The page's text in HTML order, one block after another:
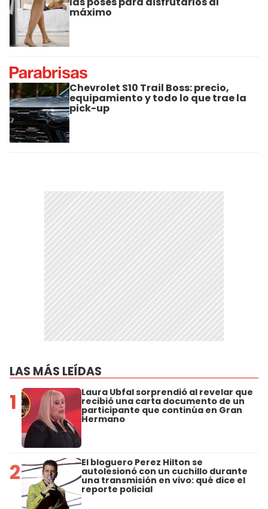
máximo
Chevrolet S10 Trail Boss: precio,
equipamiento y todo lo que trae la
pick-up
LAS MÁS LEÍDAS
1 Laura Ubfal sorprendió al revelar que
recibió una carta documento de un
participante que continúa en Gran
Hermano
2 El bloguero Perez Hilton se
autolesionó con un cuchillo durante
una transmisión en vivo: qué dice el
reporte policial